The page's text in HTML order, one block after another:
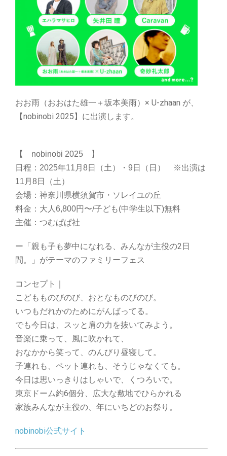
おお雨（おおはた雄一＋坂本美雨）× U-zhaan が、
【nobinobi 2025】に出演します。
【 nobinobi 2025
】
日程：2025年11月8日（土）・9日（日） ※出演は
11月8日（土）
会場：神奈川県横須賀市・ソレイユの丘
料金：大人6,800円〜/子ども(中学生以下)無料
主催：つむぱぱ社
ー「親も子も夢中になれる、みんなが主役の2日
間。」がテーマのファミリーフェス
コンセプト｜
こどもものびのび、おとなものびのび。
いつもだれかのためにがんばってる。
でも今日は、スッと肩の力を抜いてみよう。
音楽に乗って、風に吹かれて、
おなかから笑って、のんびり昼寝して。
子連れも、ペット連れも、そうじゃなくても。
今日は思いっきりはしゃいで、くつろいで。
東京ドーム約6個分、広大な敷地でひらかれる
家族みんなが主役の、年にいちどのお祭り。
nobinobi公式サイト